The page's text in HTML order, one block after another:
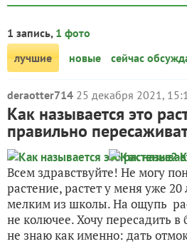
1 запись, 1 фото
лучшие
новые сейчас
deraotter714 25 декабря 2021,
Как называется это
правильно
Всем здравствуйте! Не могу
растение, растет у меня уже
мелким из школы. На ощупь
не колючее. Хочу пересадить
не знаю как именно: дать